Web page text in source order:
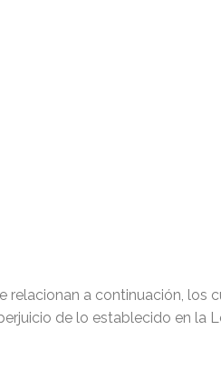
relacionan a continuación, los
de lo establecido en la